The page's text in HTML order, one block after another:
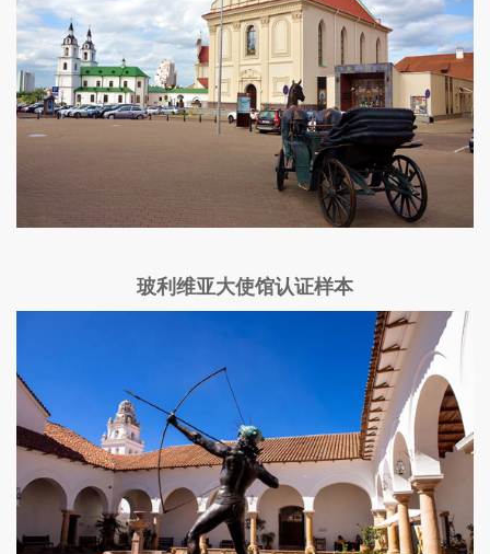
玻利维亚大使馆认证样本